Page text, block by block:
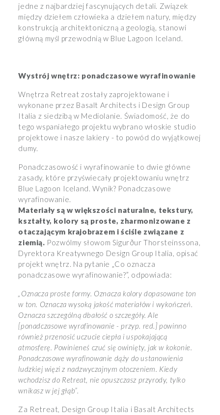
jedne z najbardziej fascynujących detali. Związek
między dziełem człowieka a dziełem natury, między
konstrukcją architektoniczną a geologią, stanowi
główną myśl przewodnią w Blue Lagoon Iceland.
Wystrój wnętrz: ponadczasowe wyrafinowanie
Wnętrza Retreat zostały zaprojektowane i
wykonane przez Basalt Architects i Design Group
Italia z siedzibą w Mediolanie. Świadomość, że do
tego wspaniałego projektu wybrano włoskie studio
projektowe i nasze lakiery - to powód do wyjątkowej
dumy.
Ponadczasowość i wyrafinowanie to dwie główne
zasady, które przyświecały projektowaniu wnętrz
Blue Lagoon Iceland. Wynik? Ponadczasowe
wyrafinowanie.
Materiały są w większości naturalne, tekstury,
kształty, kolory są proste, zharmonizowane z
otaczającym krajobrazem i ściśle związane z
ziemią. Pozwólmy słowom Sigurður Thorsteinssona,
Dyrektora Kreatywnego Design Group Italia, opisać
projekt wnętrz. Na pytanie „Co oznacza
ponadczasowe wyrafinowanie?”, odpowiada:
„Oznacza proste formy. Oznacza kolory dopasowane ton
w ton. Oznacza wysoką jakość materiałów i wykończeń.
Oznacza szczególną dbałość o szczegóły. Ale
[ponadczasowe wyrafinowanie - przyp. red.] powinno
również przenosić uczucie ciepła i uspokajającą
atmosferę. Powinieneś czuć się owinięty, jak w kokonie.
Ponadczasowe wyrafinowanie dąży do ustanowienia
ludzkiej więzi z nadzwyczajnym otoczeniem. Kiedy
wchodzisz do Retreat, nie opuszczasz przyrody, tylko
wnikasz w jej głąb”.
Za Retreat, Design Group Italia i Basalt Architects